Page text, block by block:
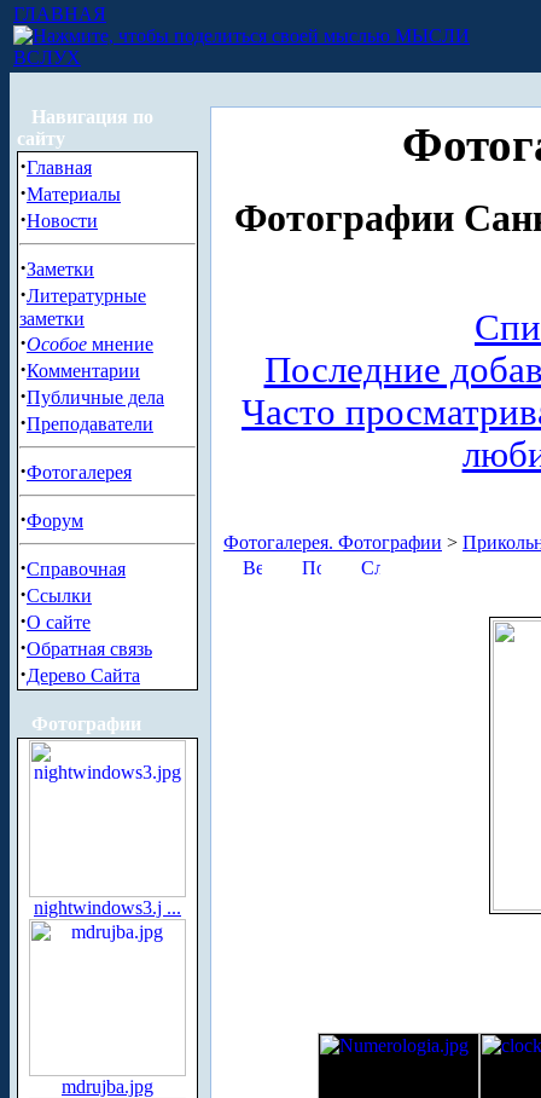
ГЛАВНАЯ
МЫСЛИ
ВСЛУХ
Навигация по
сайту
·Главная
·Материалы
·Новости
·Заметки
·Литературные
заметки
·Особое мнение
·Комментарии
·Публичные дела
·Преподаватели
·Фотогалерея
·Форум
·Справочная
·Ссылки
·О сайте
·Обратная связь
·Дерево Сайта
Фотографии
nightwindows3.j ...
mdrujba.jpg
Фотографии
Последние
Часто
Фотогалерея. Фотографии >